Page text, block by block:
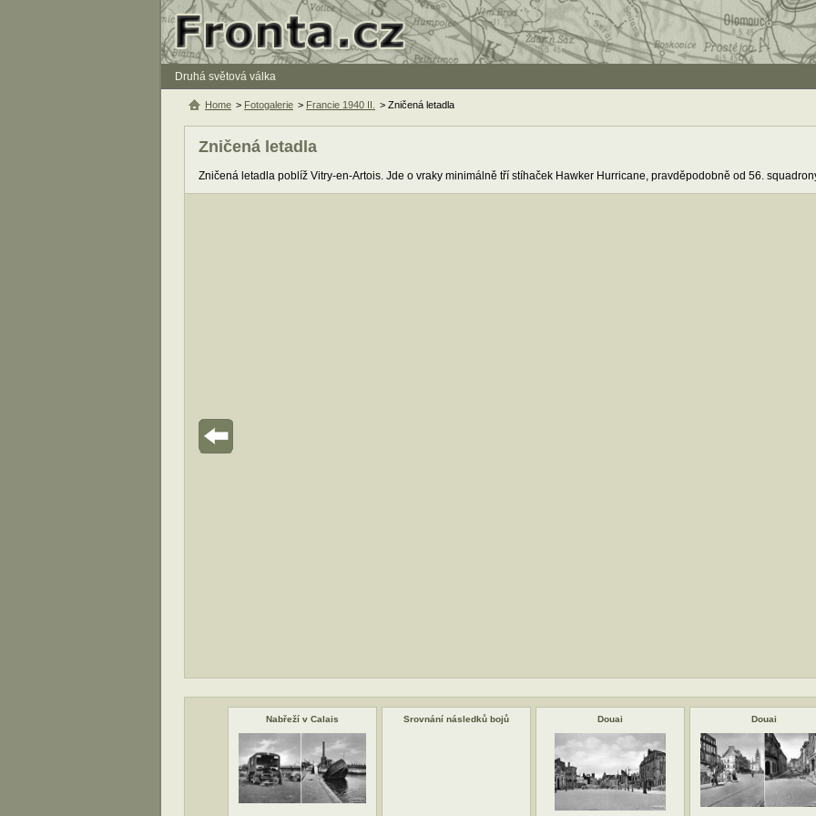
Druhá světová válka
Zničená letadla
Zničená letadla poblíž Vitry-en-Artois. Jde o vraky minimálně tří stíhaček Hawker Hurricane, pravděpodobně od 56.
Nabřeží v Calais Srovnání následků bojů Douai Douai
Home > Fotogalerie > Francie 1940 II. > Zničená letadla